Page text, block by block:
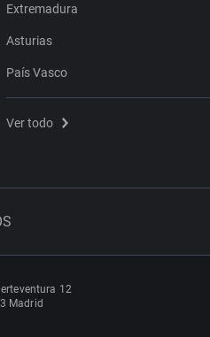
Extremadura
Asturias
País Vasco
Ver todo
12
Madrid